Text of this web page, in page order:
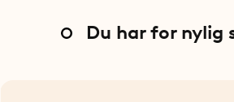
Du har for nylig